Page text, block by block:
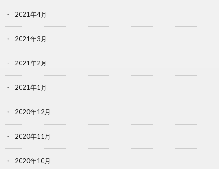
2021年4月
2021年3月
2021年2月
2021年1月
2020年12月
2020年11月
2020年10月